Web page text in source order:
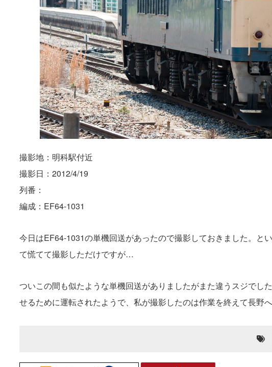
撮影地：明科駅付近
撮影日：2012/4/19
列番：
編成：EF64-1031
今日はEF64-1031の単機回送があったので撮影しておきました。と
て慌てて撮影しただけですが…
ついこの間も似たような単機回送がありましたがまた違うスジでし
せるために運転されたようで、私が撮影したのは作業を終えて長野